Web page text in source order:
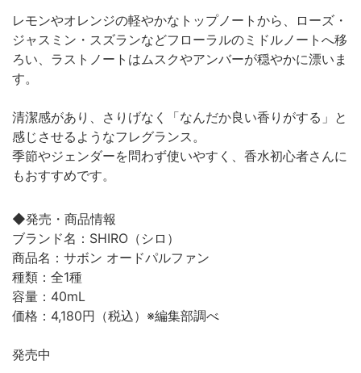
レモンやオレンジの軽やかなトップノートから、ローズ・
ジャスミン・スズランなどフローラルのミドルノートへ移
ろい、ラストノートはムスクやアンバーが穏やかに漂いま
す。
清潔感があり、さりげなく「なんだか良い香りがする」と
感じさせるようなフレグランス。
季節やジェンダーを問わず使いやすく、香水初心者さんに
もおすすめです。
◆発売・商品情報
ブランド名：SHIRO（シロ）
商品名：サボン オードパルファン
種類：全1種
容量：40mL
価格：4,180円（税込）※編集部調べ
発売中